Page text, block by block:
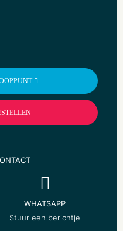
WHATSAPP
Stuur een berichtje